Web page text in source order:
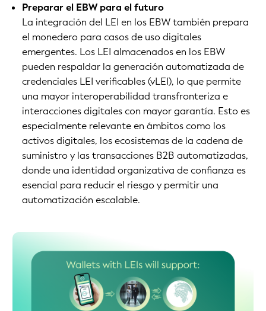
Preparar el EBW para el futuro
La integración del LEI en los EBW también prepara
el monedero para casos de uso digitales
emergentes. Los LEI almacenados en los EBW
pueden respaldar la generación automatizada de
credenciales LEI verificables (vLEI), lo que permite
una mayor interoperabilidad transfronteriza e
interacciones digitales con mayor garantía. Esto es
especialmente relevante en ámbitos como los
activos digitales, los ecosistemas de la cadena de
suministro y las transacciones B2B automatizadas,
donde una identidad organizativa de confianza es
esencial para reducir el riesgo y permitir una
automatización escalable.